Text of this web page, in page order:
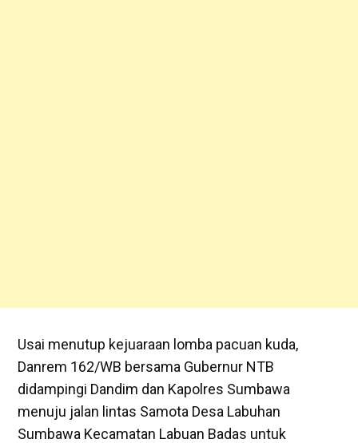
Usai menutup kejuaraan lomba pacuan kuda,
Danrem 162/WB bersama Gubernur NTB
didampingi Dandim dan Kapolres Sumbawa
menuju jalan lintas Samota Desa Labuhan
Sumbawa Kecamatan Labuan Badas untuk